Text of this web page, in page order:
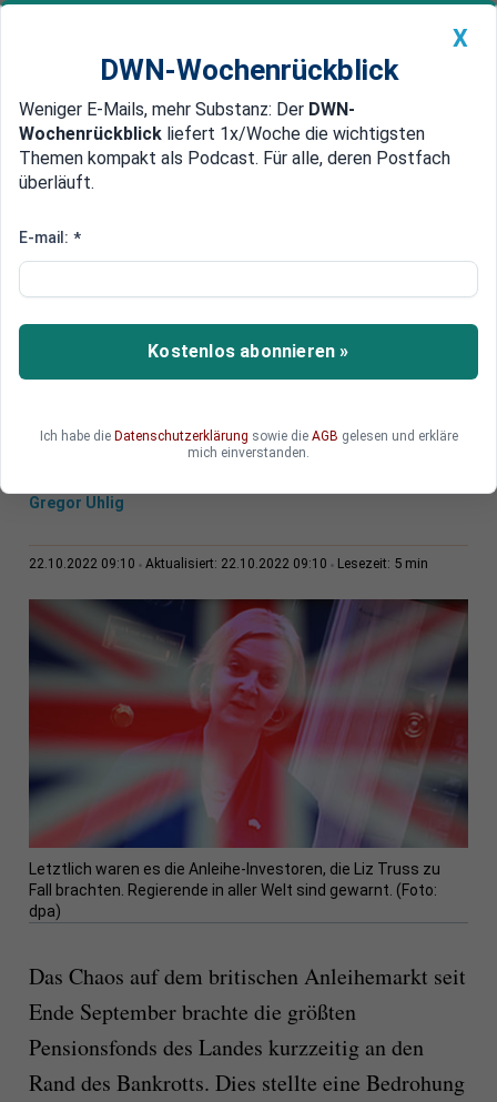
Newsticker MEIN DWN: Geldanlage Premium
Edelmetalle DWN-Magazin China
Märkte und Politik fürchten den
Hohe Inflation und massive Staatsschulden
bringen Anleiheinvestoren an ihre Grenzen. Wie
gefährlich die Lage ist, zeigte der Beinahe-Crash
Gregor Uhlig
22.10.2022 09:10 Aktualisiert: 22.10.2022 09:10 Lesezeit: 5 min
Letztlich waren es die Anleihe-Investoren, die Liz Truss zu
Fall brachten. Regierende in aller Welt sind gewarnt. (Foto:
dpa)
Das Chaos auf dem britischen Anleihemarkt seit
Ende September brachte die größten
Pensionsfonds des Landes kurzzeitig an den
Rand des Bankrotts. Dies stellte eine Bedrohung
X
DWN-Wochenrückblick
Weniger E-Mails, mehr Substanz: Der DWN-
Wochenrückblick liefert 1x/Woche die wichtigsten
Themen kompakt als Podcast. Für alle, deren Postfach
überläuft.
E-mail: *
Kostenlos abonnieren »
Ich habe die Datenschutzerklärung sowie die AGB gelesen und erkläre
mich einverstanden.